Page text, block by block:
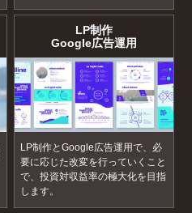
LP制作
Google広告運用
LP制作とGoogle広告運用で、必
要に応じた改変を行っていくこと
で、投資対収益率の極大化を目指
します。